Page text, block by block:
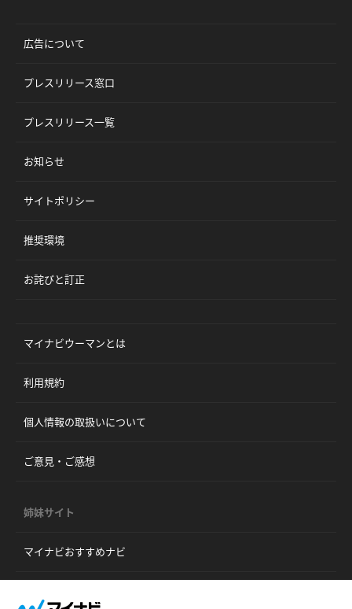
広告について
プレスリリース窓口
プレスリリース一覧
お知らせ
サイトポリシー
推奨環境
お詫びと訂正
マイナビウーマンとは
利用規約
個人情報の取扱いについて
ご意見・ご感想
姉妹サイト
マイナビおすすめナビ